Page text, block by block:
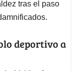
tras el paso
deportivo a